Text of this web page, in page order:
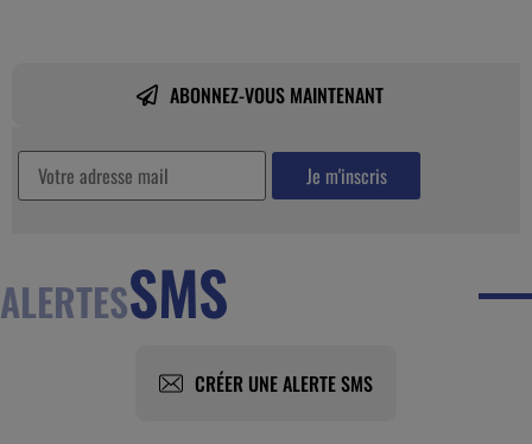
ABONNEZ-VOUS MAINTENANT
ALERTESSMS
CRÉER UNE ALERTE SMS